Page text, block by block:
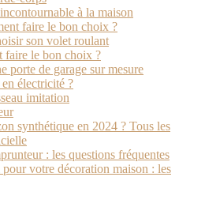
à la maison
faire le bon choix ?
son volet roulant
faire le bon choix ?
porte de garage sur mesure
électricité ?
imitation
synthétique en 2024 ? Tous les
: les questions fréquentes
votre décoration maison : les